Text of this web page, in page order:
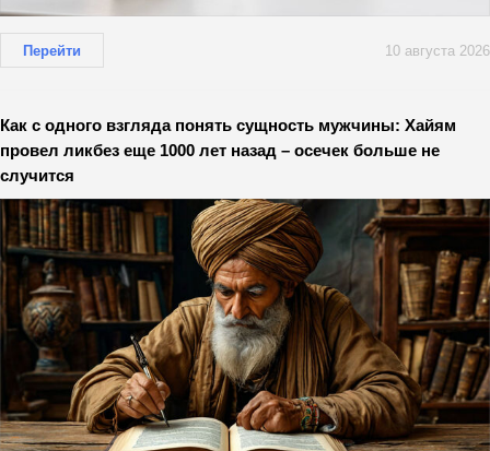
Перейти 10 августа 2026
Как с одного взгляда понять сущность мужчины: Хайям
провел ликбез еще 1000 лет назад – осечек больше не
случится